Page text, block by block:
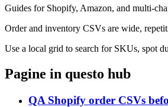
Guides for Shopify, Amazon, and multi-
Order and inventory CSVs are wide,
Use a local grid to search for SKUs, spot
Pagine in questo hub
QA Shopify order CSVs